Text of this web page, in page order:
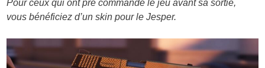
Pour ceux qui ont pré commandé le jeu avant sa sortie,
vous bénéficiez d’un skin pour le Jesper.